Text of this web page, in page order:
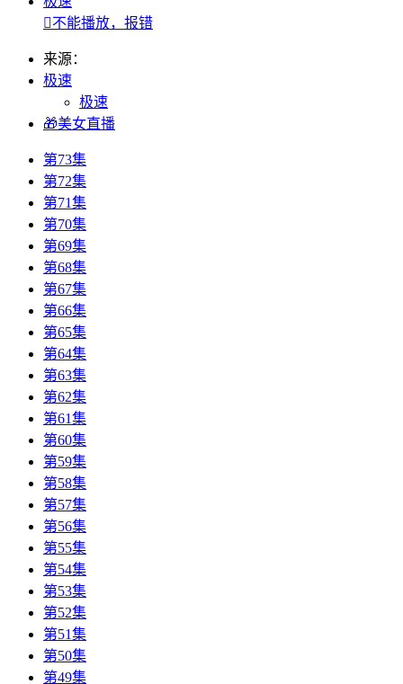
不能播放，报错
来源：
极速
极速
🎁美女直播
第73集
第72集
第71集
第70集
第69集
第68集
第67集
第66集
第65集
第64集
第63集
第62集
第61集
第60集
第59集
第58集
第57集
第56集
第55集
第54集
第53集
第52集
第51集
第50集
第49集